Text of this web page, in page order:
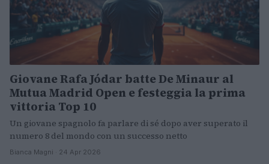
Giovane Rafa Jódar batte De Minaur al
Mutua Madrid Open e festeggia la prima
vittoria Top 10
Un giovane spagnolo fa parlare di sé dopo aver superato il
numero 8 del mondo con un successo netto
Bianca Magni · 24 Apr 2026